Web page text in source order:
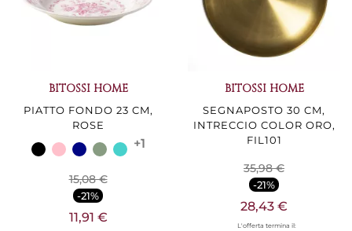
BITOSSI HOME
PIATTO FONDO 23 CM,
ROSE
+1
15,08 €
-21%
11,91 €
BITOSSI HOME
SEGNAPOSTO 30 CM,
INTRECCIO COLOR ORO,
FIL101
35,98 €
-21%
28,43 €
L'offerta termina il: